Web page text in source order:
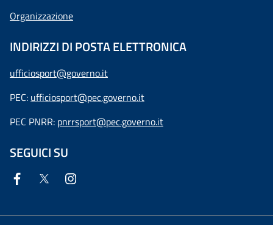
Organizzazione
INDIRIZZI DI POSTA ELETTRONICA
ufficiosport@governo.it
PEC: ufficiosport@pec.governo.it
PEC PNRR: pnrrsport@pec.governo.it
SEGUICI SU